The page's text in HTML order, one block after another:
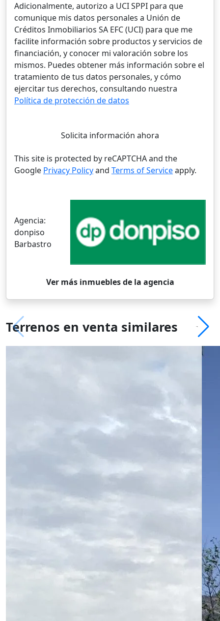
Adicionalmente, autorizo a UCI SPPI para que
comunique mis datos personales a Unión de
Créditos Inmobiliarios SA EFC (UCI) para que me
facilite información sobre productos y servicios de
financiación, y conocer mi valoración sobre los
mismos. Puedes obtener más información sobre el
tratamiento de tus datos personales, y cómo
ejercitar tus derechos, consultando nuestra
Política de protección de datos
Solicita información ahora
This site is protected by reCAPTCHA and the
Google Privacy Policyand Terms of Serviceapply.
Agencia:
donpiso
Barbastro
Ver más inmuebles de la agencia
Terrenos en venta similares